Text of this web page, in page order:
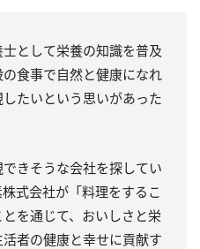
として栄養の知識を普及
食事で自然と健康になれ
たいという思いがあった
きそうな会社を探してい
式会社が「料理をするこ
を通じて、おいしさと栄
者の健康と幸せに貢献す